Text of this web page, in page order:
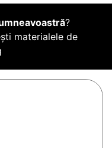
?
materialele de